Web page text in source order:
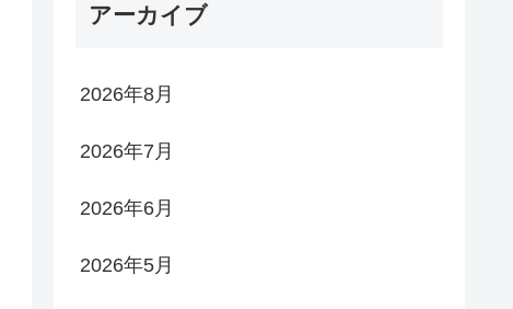
アーカイブ
2026年8月
2026年7月
2026年6月
2026年5月